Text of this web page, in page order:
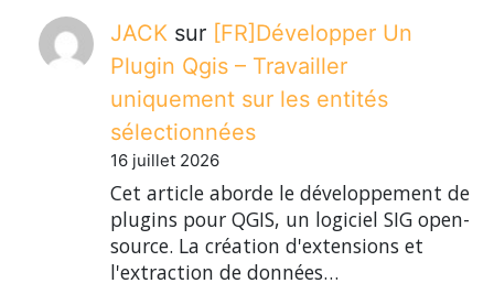
JACK sur [FR]Développer Un
Plugin Qgis – Travailler
uniquement sur les entités
sélectionnées
16 juillet 2026
Cet article aborde le développement de
plugins pour QGIS, un logiciel SIG open-
source. La création d'extensions et
l'extraction de données…